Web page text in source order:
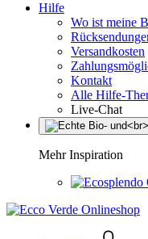
Hilfe
Wo ist meine
Versandkosten
Kontakt
Alle Hilfe-
Live-Chat
Mehr Inspiration